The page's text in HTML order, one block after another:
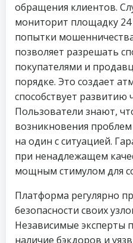
обращения клиентов.
мониторит площадку 24
попытки
позволяет разрешать
покупателями и
порядке. Это создает
способствует развитию
Пользователи знают,
возникновения
на один с ситуацией.
при ненадлежащем
мощным стимулом для
Платформа регулярно
безопасности своих
Независимые эксперты
наличие бэкдоров и